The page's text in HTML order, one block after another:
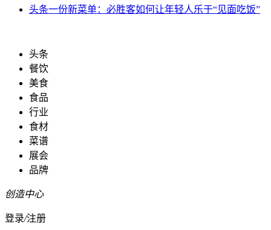
头条一份新菜单：必胜客如何让年轻人乐于“见面吃饭”
头条
餐饮
美食
食品
行业
食材
菜谱
展会
品牌
创造中心
登录/注册